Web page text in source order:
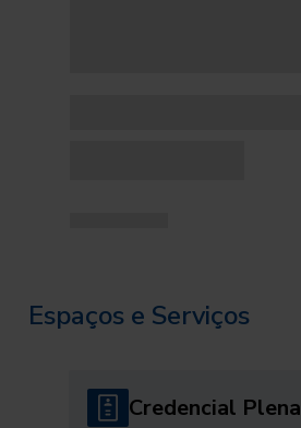
Espaços e Serviços
Credencial Plena